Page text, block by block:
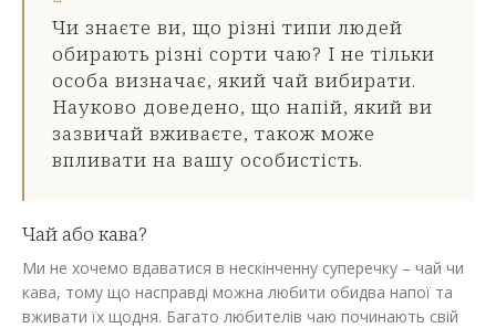
Чи знаєте ви, що різні типи людей
обирають різні сорти чаю? І не тільки
особа визначає, який чай вибирати.
Науково доведено, що напій, який ви
зазвичай вживаєте, також може
впливати на вашу особистість.
Чай або кава?
Ми не хочемо вдаватися в нескінченну суперечку – чай чи
кава, тому що насправді можна любити обидва напої та
вживати їх щодня. Багато любителів чаю починають свій